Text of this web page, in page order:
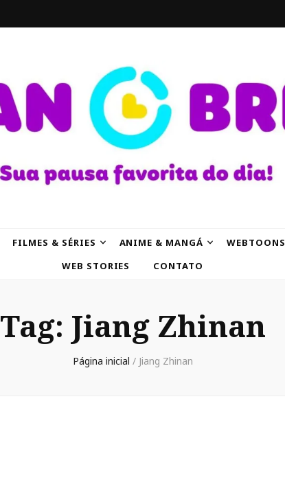
FILMES & SÉRIES ANIME & MANGÁ WEBTOONS
WEB STORIES
CONTATO
Tag: Jiang Zhinan
Página inicial / Jiang Zhinan